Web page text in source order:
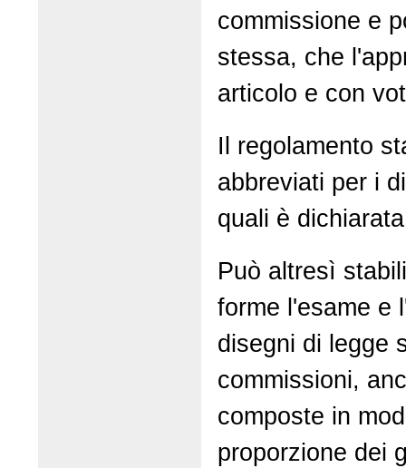
commissione e
stessa, che
articolo e con
Il regolamento
abbreviati per i
quali è
Può altresì
forme l'esame e
disegni di legge
commissioni,
composte in
proporzione dei